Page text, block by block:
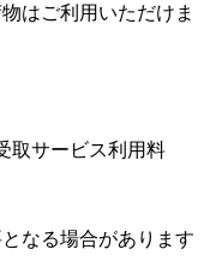
はご利用いただけま
取サービス利用料
なる場合があります